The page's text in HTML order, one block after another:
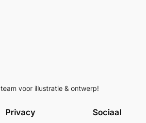
voor illustratie & ontwerp!
Privacy Sociaal